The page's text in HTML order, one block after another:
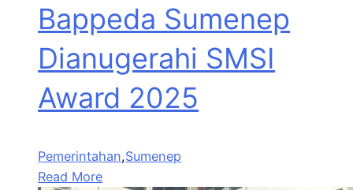
Bappeda Sumenep
Dianugerahi SMSI
Award 2025
Pemerintahan,Sumenep
Read More